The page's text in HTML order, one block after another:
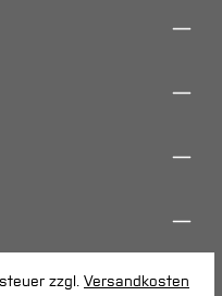
zzgl. Versandkosten